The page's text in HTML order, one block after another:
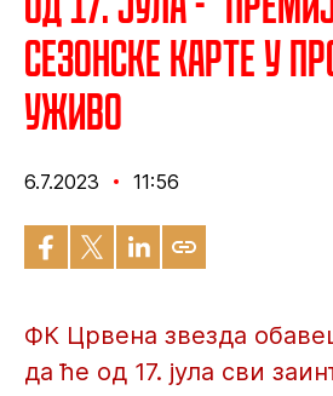
сезонске карте у
уживо
6.7.2023 11:56
ФК Црвена звезда
да ће од 17. јула сви